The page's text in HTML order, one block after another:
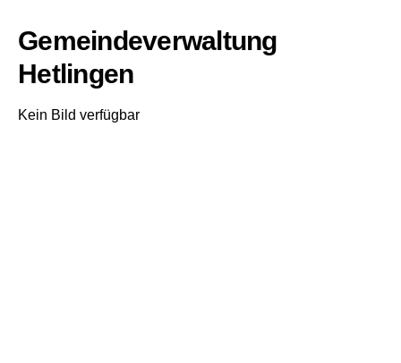
Gemeindeverwaltung
Hetlingen
Kein Bild verfügbar